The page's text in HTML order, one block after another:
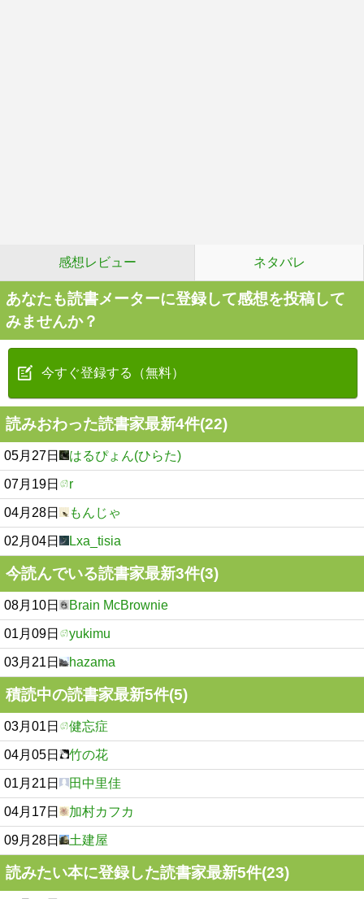
感想レビュー ネタバレ
あなたも読書メーターに登録して感想を投稿して
みませんか？
今すぐ登録する（無料）
読みおわった読書家最新4件(22)
05月27日 はるぴょん(ひらた)
07月19日 r
04月28日 もんじゃ
02月04日 Lxa_tisia
今読んでいる読書家最新3件(3)
08月10日 Brain McBrownie
01月09日 yukimu
03月21日 hazama
積読中の読書家最新5件(5)
03月01日 健忘症
04月05日 竹の花
01月21日 田中里佳
04月17日 加村カフカ
09月28日 土建屋
読みたい本に登録した読書家最新5件(23)